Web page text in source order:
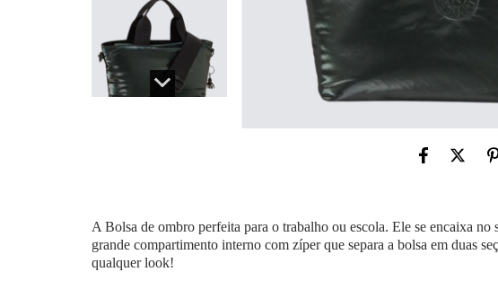
A Bolsa de ombro perfeita para o trabalho ou escola. Ele se encaixa no
grande compartimento interno com zíper que separa a bolsa em duas
qualquer look!